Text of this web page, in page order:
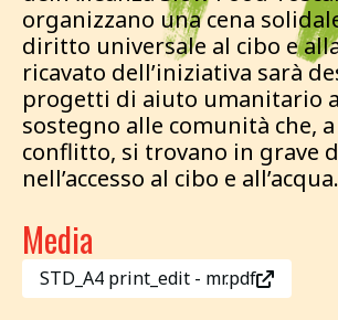
organizzano una cena
diritto universale al cibo e
ricavato dell’iniziativa sarà
progetti di aiuto umanitario a
sostegno alle comunità che, a
conflitto, si trovano in grave
nell’accesso al cibo e all’acqua.
Media
STD_A4 print_edit - mr.pdf